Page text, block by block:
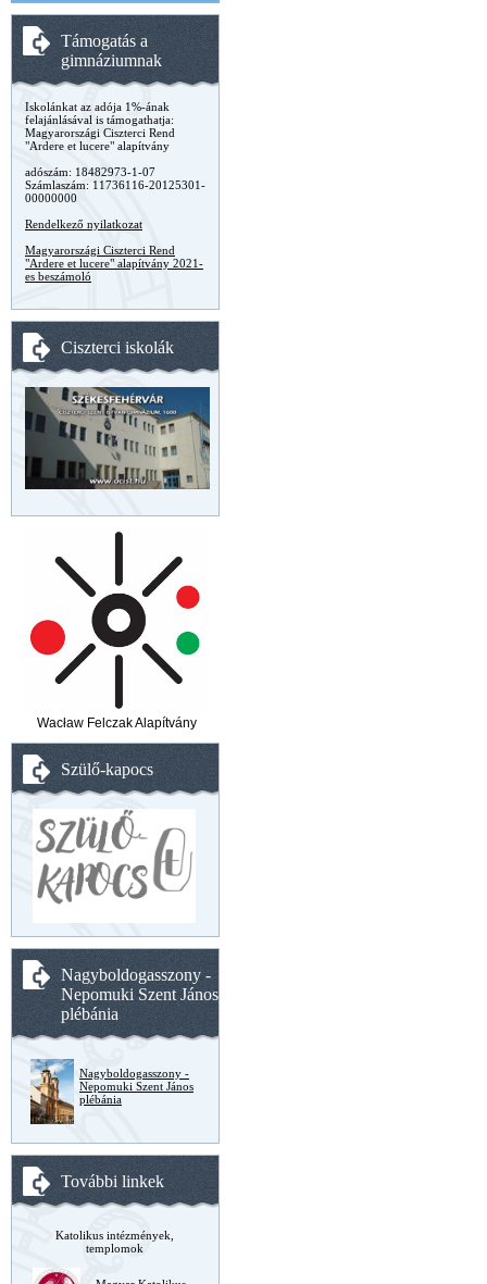
Támogatás a
gimnáziumnak
Iskolánkat az adója 1%-ának
felajánlásával is támogathatja:
Magyarországi Ciszterci Rend
"Ardere et lucere" alapítvány
adószám: 18482973-1-07
Számlaszám: 11736116-20125301-
00000000
Rendelkező nyilatkozat
Magyarországi Ciszterci Rend
"Ardere et lucere" alapítvány 2021-
es beszámoló
Ciszterci iskolák
Wacław Felczak Alapítvány
Szülő-kapocs
Nagyboldogasszony -
Nepomuki Szent János
plébánia
Nagyboldogasszony -
Nepomuki Szent János
plébánia
További linkek
Katolikus intézmények,
templomok